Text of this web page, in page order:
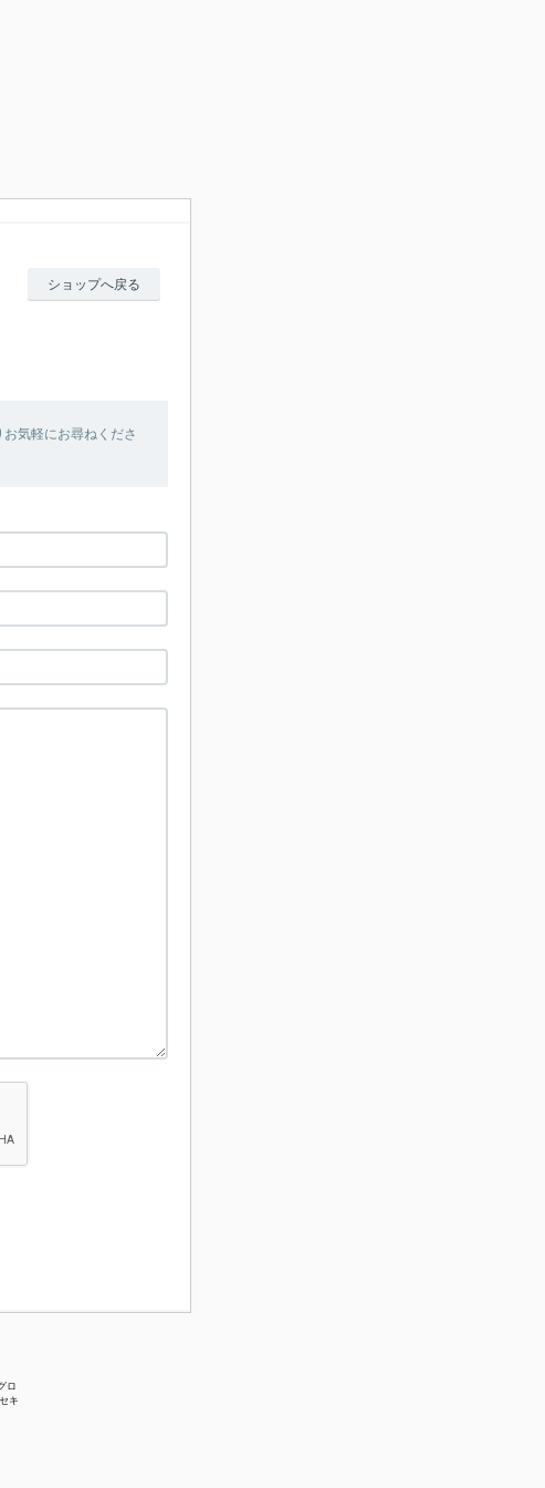
ショップへ戻る
気軽にお尋ねくださ
ロ
キ